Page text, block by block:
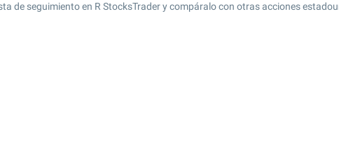
de seguimiento en R StocksTrader y compáralo con otras acciones